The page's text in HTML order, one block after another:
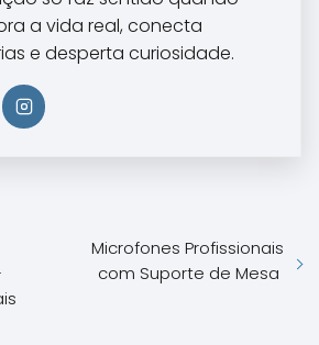
a vida real, conecta
e desperta curiosidade.
Microfones Profissionais
com Suporte de Mesa